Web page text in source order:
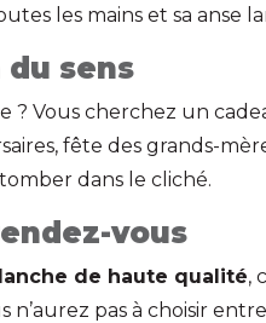
les mains et sa anse
du sens
? Vous cherchez un
fête des grands-
dans le cliché.
vous
de haute qualité,
n’aurez pas à choisir